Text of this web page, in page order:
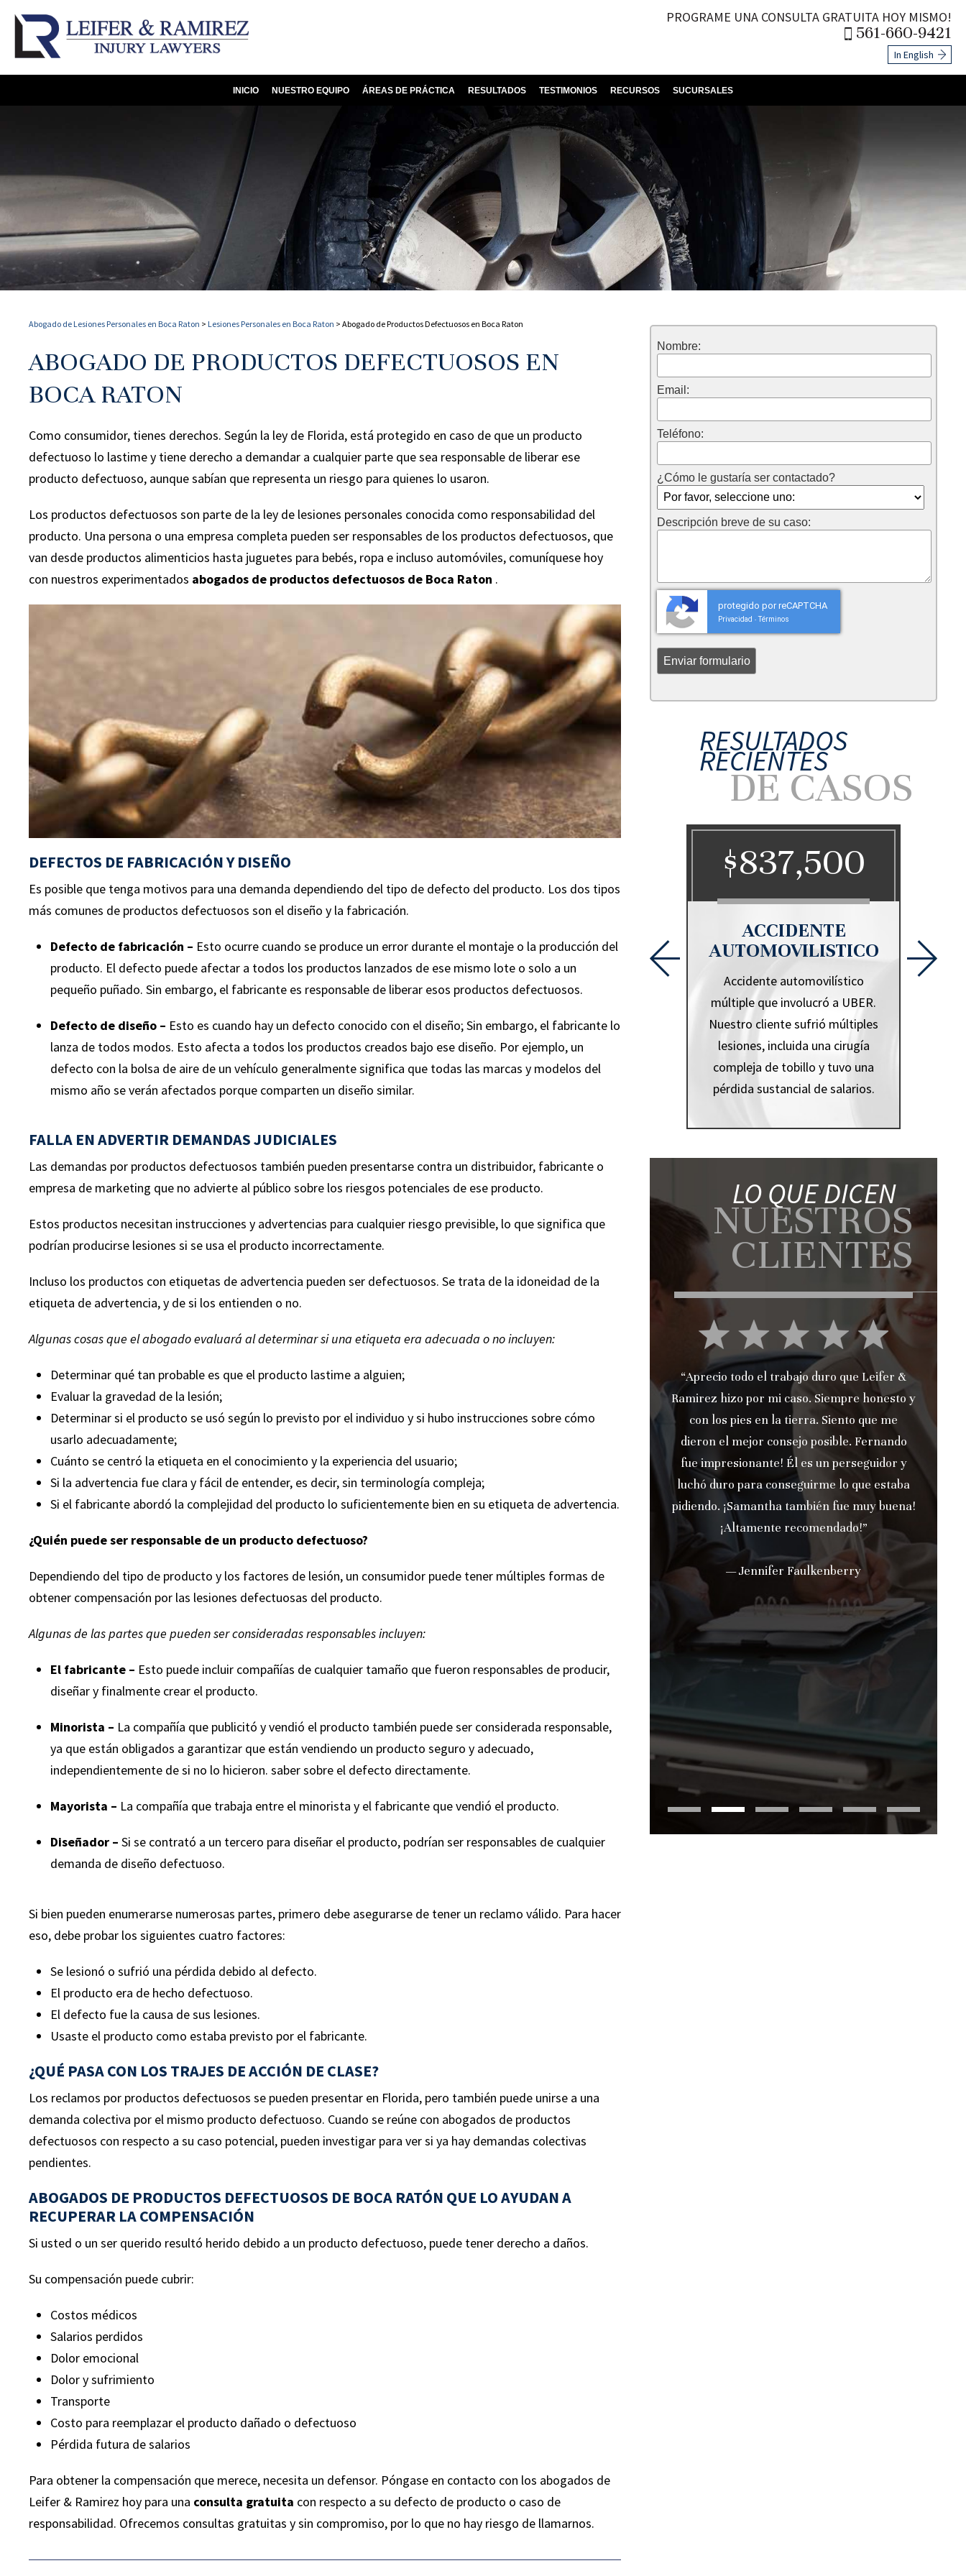
PROGRAME UNA CONSULTA GRATUITA HOY MISMO!
561-660-9421
In English
INICIO NUESTRO EQUIPO ÁREAS DE PRÁCTICA RESULTADOS TESTIMONIOS RECURSOS SUCURSALES
Abogado de Lesiones Personales en Boca Raton > Lesiones Personales en Boca Raton > Abogado de Productos Defectuosos en Boca Raton
ABOGADO DE PRODUCTOS DEFECTUOSOS EN
BOCA RATON
Como consumidor, tienes derechos. Según la ley de Florida, está protegido en caso de que un producto
defectuoso lo lastime y tiene derecho a demandar a cualquier parte que sea responsable de liberar ese
producto defectuoso, aunque sabían que representa un riesgo para quienes lo usaron.
Los productos defectuosos son parte de la ley de lesiones personales conocida como responsabilidad del
producto. Una persona o una empresa completa pueden ser responsables de los productos defectuosos, que
van desde productos alimenticios hasta juguetes para bebés, ropa e incluso automóviles, comuníquese hoy
con nuestros experimentados abogados de productos defectuosos de Boca Raton .
DEFECTOS DE FABRICACIÓN Y DISEÑO
Es posible que tenga motivos para una demanda dependiendo del tipo de defecto del producto. Los dos tipos
más comunes de productos defectuosos son el diseño y la fabricación.
Defecto de fabricación – Esto ocurre cuando se produce un error durante el montaje o la producción del
producto. El defecto puede afectar a todos los productos lanzados de ese mismo lote o solo a un
pequeño puñado. Sin embargo, el fabricante es responsable de liberar esos productos defectuosos.
Defecto de diseño – Esto es cuando hay un defecto conocido con el diseño; Sin embargo, el fabricante lo
lanza de todos modos. Esto afecta a todos los productos creados bajo ese diseño. Por ejemplo, un
defecto con la bolsa de aire de un vehículo generalmente significa que todas las marcas y modelos del
mismo año se verán afectados porque comparten un diseño similar.
FALLA EN ADVERTIR DEMANDAS JUDICIALES
Las demandas por productos defectuosos también pueden presentarse contra un distribuidor, fabricante o
empresa de marketing que no advierte al público sobre los riesgos potenciales de ese producto.
Estos productos necesitan instrucciones y advertencias para cualquier riesgo previsible, lo que significa que
podrían producirse lesiones si se usa el producto incorrectamente.
Incluso los productos con etiquetas de advertencia pueden ser defectuosos. Se trata de la idoneidad de la
etiqueta de advertencia, y de si los entienden o no.
Algunas cosas que el abogado evaluará al determinar si una etiqueta era adecuada o no incluyen:
Determinar qué tan probable es que el producto lastime a alguien;
Evaluar la gravedad de la lesión;
Determinar si el producto se usó según lo previsto por el individuo y si hubo instrucciones sobre cómo
usarlo adecuadamente;
Cuánto se centró la etiqueta en el conocimiento y la experiencia del usuario;
Si la advertencia fue clara y fácil de entender, es decir, sin terminología compleja;
Si el fabricante abordó la complejidad del producto lo suficientemente bien en su etiqueta de advertencia.
¿Quién puede ser responsable de un producto defectuoso?
Dependiendo del tipo de producto y los factores de lesión, un consumidor puede tener múltiples formas de
obtener compensación por las lesiones defectuosas del producto.
Algunas de las partes que pueden ser consideradas responsables incluyen:
El fabricante – Esto puede incluir compañías de cualquier tamaño que fueron responsables de producir,
diseñar y finalmente crear el producto.
Minorista – La compañía que publicitó y vendió el producto también puede ser considerada responsable,
ya que están obligados a garantizar que están vendiendo un producto seguro y adecuado,
independientemente de si no lo hicieron. saber sobre el defecto directamente.
Mayorista – La compañía que trabaja entre el minorista y el fabricante que vendió el producto.
Diseñador – Si se contrató a un tercero para diseñar el producto, podrían ser responsables de cualquier
demanda de diseño defectuoso.
Si bien pueden enumerarse numerosas partes, primero debe asegurarse de tener un reclamo válido. Para hacer
eso, debe probar los siguientes cuatro factores:
Se lesionó o sufrió una pérdida debido al defecto.
El producto era de hecho defectuoso.
El defecto fue la causa de sus lesiones.
Usaste el producto como estaba previsto por el fabricante.
¿QUÉ PASA CON LOS TRAJES DE ACCIÓN DE CLASE?
Los reclamos por productos defectuosos se pueden presentar en Florida, pero también puede unirse a una
demanda colectiva por el mismo producto defectuoso. Cuando se reúne con abogados de productos
defectuosos con respecto a su caso potencial, pueden investigar para ver si ya hay demandas colectivas
pendientes.
ABOGADOS DE PRODUCTOS DEFECTUOSOS DE BOCA RATÓN QUE LO AYUDAN A
RECUPERAR LA COMPENSACIÓN
Si usted o un ser querido resultó herido debido a un producto defectuoso, puede tener derecho a daños.
Su compensación puede cubrir:
Costos médicos
Salarios perdidos
Dolor emocional
Dolor y sufrimiento
Transporte
Costo para reemplazar el producto dañado o defectuoso
Pérdida futura de salarios
Para obtener la compensación que merece, necesita un defensor. Póngase en contacto con los abogados de
Leifer & Ramirez hoy para una consulta gratuita con respecto a su defecto de producto o caso de
responsabilidad. Ofrecemos consultas gratuitas y sin compromiso, por lo que no hay riesgo de llamarnos.
Nombre:
Email:
Teléfono:
¿Cómo le gustaría ser contactado?
Descripción breve de su caso:
protegido por reCAPTCHA
Privacidad - Términos
RESULTADOS
RECIENTES
DE CASOS
$345,000
El cliente cayó sobre baldosas
cerca de una piscina que no eran
lesiones, incluida la cirugía.
La responsabilidad fue disputada
en este asunto y el reclamo fue
cliente tuvo múltiples cirugías de
espalda y otras lesiones que la
afectarán por el resto de su vida.
AUTOMOVILISTICO
Accidente automovilístico
Nuestro cliente sufrió múltiples
lesiones, incluida una cirugía
compleja de tobillo y tuvo una
$650,000
ACCIDENTE
AUTOMOVILISTICO
LO QUE DICEN
NUESTROS
CLIENTES
de abogados
me
mi caso
podía
y que
para mí con
Corey
gusto en todo
Sabía que
el fondo, y
lesiones
“Mi nombre es Juan Álvarez ... Recomiendo
encarecidamente el Leifer & Ramirez a
cualquiera. Mi esposa y yo no podríamos
estar más contentos con el manejo de
nuestro caso. Corey Leifer fue
extremadamente profesional, con los pies en
la tierra, nos dio excelentes consejos
pudieron mantenernos informados y
actualizados desde el principio hasta el final.
El Sr. Leifer y su excelente personal, los
verdadera bendición ... ¡fueron mucho más
Leifer ... mejor bufete de abogados en el sur
de Florida.”
— Juan Alvarez
“Aprecio todo el trabajo duro que Leifer &
con los pies en la tierra. Siento que me
fue impresionante! Él es un perseguidor y
luchó duro para conseguirme lo que estaba
pidiendo. ¡Samantha también fue muy buena!
— Jennifer Faulkenberry
“Experiencia absolutamente perfecta con la
firma de abogados Leifer. Hicieron un
trabajo increíble. Samantha hizo que el
proceso fuera extremadamente fácil.
Siempre disponible para responder cualquier
pregunta y mantenerme informado sobre el
caso; solo de primera clase de principio a fin
lo recomendaría encarecidamente.
¡Realmente no hay nadie más a quien deba
llamar!”
— Thomas Fazio